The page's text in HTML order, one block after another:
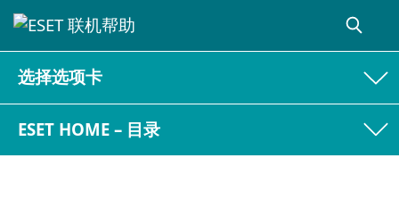
选择选项卡
ESET HOME – 目录